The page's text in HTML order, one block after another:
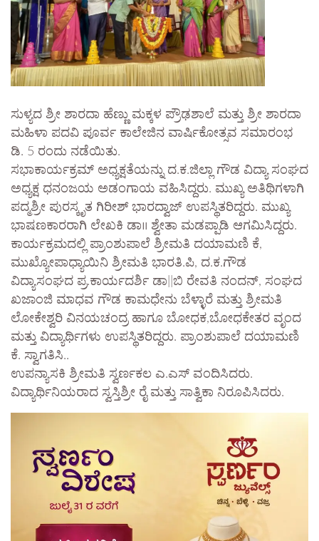
ಸುಳ್ಯದ ಶ್ರೀ ಶಾರದಾ ಹೆಣ್ಣು ಮಕ್ಕಳ ಪ್ರೌಢಶಾಲೆ ಮತ್ತು ಶ್ರೀ ಶಾರದಾ
ಮಹಿಳಾ ಪದವಿ ಪೂರ್ವ ಕಾಲೇಜಿನ ವಾರ್ಷಿಕೋತ್ಸವ ಸಮಾರಂಭ
ಡಿ. 5 ರಂದು ನಡೆಯಿತು.
ಸಭಾಕಾರ್ಯಕ್ರಮ್ ಅಧ್ಯಕ್ಷತೆಯನ್ನು ದ.ಕ.ಜಿಲ್ಲಾ ಗೌಡ ವಿದ್ಯಾ ಸಂಘದ
ಅಧ್ಯಕ್ಷ ಧನಂಜಯ ಅಡಂಗಾಯ ವಹಿಸಿದ್ದರು. ಮುಖ್ಯ ಅತಿಥಿಗಳಾಗಿ
ಪದ್ಮಶ್ರೀ ಪುರಸ್ಕೃತ ಗಿರೀಶ್ ಭಾರದ್ವಾಜ್ ಉಪಸ್ಥಿತರಿದ್ದರು. ಮುಖ್ಯ
ಭಾಷಣಕಾರರಾಗಿ ಲೇಖಕಿ ಡಾ॥ ಶ್ವೇತಾ ಮಡಪ್ಪಾಡಿ ಆಗಮಿಸಿದ್ದರು.
ಕಾರ್ಯಕ್ರಮದಲ್ಲಿ ಪ್ರಾಂಶುಪಾಲೆ ಶ್ರೀಮತಿ ದಯಾಮಣಿ ಕೆ,
ಮುಖ್ಯೋಪಾಧ್ಯಾಯಿನಿ ಶ್ರೀಮತಿ ಭಾರತಿ.ಪಿ, ದ.ಕ.ಗೌಡ
ವಿದ್ಯಾಸಂಘದ ಪ್ರ.ಕಾರ್ಯದರ್ಶಿ ಡಾ||ಬಿ ರೇವತಿ ನಂದನ್‌, ಸಂಘದ
ಖಜಾಂಜಿ ಮಾಧವ ಗೌಡ ಕಾಮಧೇನು ಬೆಳ್ಳಾರೆ ಮತ್ತು ಶ್ರೀಮತಿ
ಲೋಕೇಶ್ವರಿ ವಿನಯಚಂದ್ರ ಹಾಗೂ ಬೋಧಕ,ಬೋಧಕೇತರ ವೃಂದ
ಮತ್ತು ವಿದ್ಯಾರ್ಥಿಗಳು ಉಪಸ್ಥಿತರಿದ್ದರು. ಪ್ರಾಂಶುಪಾಲೆ ದಯಾಮಣಿ
ಕೆ. ಸ್ವಾಗತಿಸಿ..
ಉಪನ್ಯಾಸಕಿ ಶ್ರೀಮತಿ ಸ್ವರ್ಣಕಲ ಎ.ಎಸ್ ವಂದಿಸಿದರು.
ವಿದ್ಯಾರ್ಥಿನಿಯರಾದ ಸ್ವಸ್ತಿಶ್ರೀ ರೈ ಮತ್ತು ಸಾತ್ವಿಕಾ ನಿರೂಪಿಸಿದರು.